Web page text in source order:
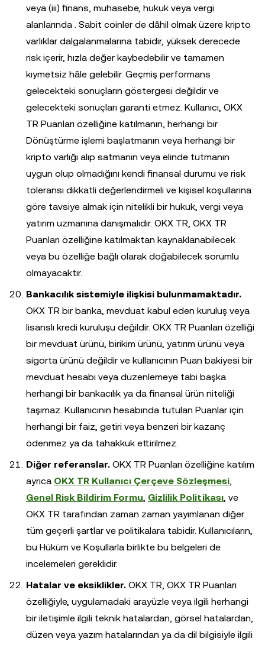
veya (iii) finans, muhasebe, hukuk veya vergi
alanlarında . Sabit coinler de dâhil olmak üzere kripto
varlıklar dalgalanmalarına tabidir, yüksek derecede
risk içerir, hızla değer kaybedebilir ve tamamen
kıymetsiz hâle gelebilir. Geçmiş performans
gelecekteki sonuçların göstergesi değildir ve
gelecekteki sonuçları garanti etmez. Kullanıcı, OKX
TR Puanları özelliğine katılmanın, herhangi bir
Dönüştürme işlemi başlatmanın veya herhangi bir
kripto varlığı alıp satmanın veya elinde tutmanın
uygun olup olmadığını kendi finansal durumu ve risk
toleransı dikkatli değerlendirmeli ve kişisel koşullarına
göre tavsiye almak için nitelikli bir hukuk, vergi veya
yatırım uzmanına danışmalıdır. OKX TR, OKX TR
Puanları özelliğine katılmaktan kaynaklanabilecek
veya bu özelliğe bağlı olarak doğabilecek sorumlu
olmayacaktır.
Bankacılık sistemiyle ilişkisi bulunmamaktadır.
OKX TR bir banka, mevduat kabul eden kuruluş veya
lisanslı kredi kuruluşu değildir. OKX TR Puanları özelliği
bir mevduat ürünü, birikim ürünü, yatırım ürünü veya
sigorta ürünü değildir ve kullanıcının Puan bakiyesi bir
mevduat hesabı veya düzenlemeye tabi başka
herhangi bir bankacılık ya da finansal ürün niteliği
taşımaz. Kullanıcının hesabında tutulan Puanlar için
herhangi bir faiz, getiri veya benzeri bir kazanç
ödenmez ya da tahakkuk ettirilmez.
Diğer referanslar. OKX TR Puanları özelliğine katılım
ayrıca OKX TR Kullanıcı Çerçeve Sözleşmesi,
Genel Risk Bildirim Formu, Gizlilik Politikası, ve
OKX TR tarafından zaman zaman yayımlanan diğer
tüm geçerli şartlar ve politikalara tabidir. Kullanıcıların,
bu Hüküm ve Koşullarla birlikte bu belgeleri de
incelemeleri gereklidir.
Hatalar ve eksiklikler. OKX TR, OKX TR Puanları
özelliğiyle, uygulamadaki arayüzle veya ilgili herhangi
bir iletişimle ilgili teknik hatalardan, görsel hatalardan,
düzen veya yazım hatalarından ya da dil bilgisiyle ilgili